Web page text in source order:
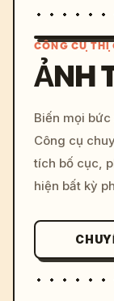
CÔNG CỤ THỊ
ẢNH
Biến mọi
Công cụ
tích bố cục,
hiện bất kỳ